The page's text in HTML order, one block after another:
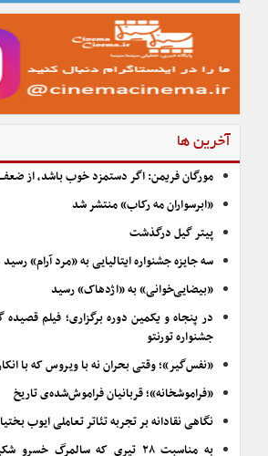
آخرین ها
مورگان فریمن: اگر دستمزد خوب باشد، از
«ابرسواران مه رکاب» منتشر شد
پیتر گیل درگذشت
سه جایزه جشنواره ایتالیایی به «مرد آرام» رسید
«بیضایی‌خوانی» به «اژدهاک» رسید
در پنجاه و یکمین دوره برگزاری؛ فیلم
جشنواره تورنتو
«نفس‌گیر»؛ وقتی بحران نه با ویروس که با
«فراموشخانه»؛ قربانیان فراموش‌شده‌ی تاریخ
نگاهی نقادانه بر تجربه تئاتر تعاملی ایوب
به مناسبت ۲۸ تیری که سالمرگ